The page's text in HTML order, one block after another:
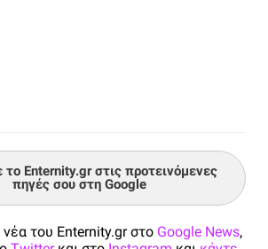
Enternity.gr στις προτεινόμενες
πηγές σου στη Google
του Enternity.gr στο Google News,